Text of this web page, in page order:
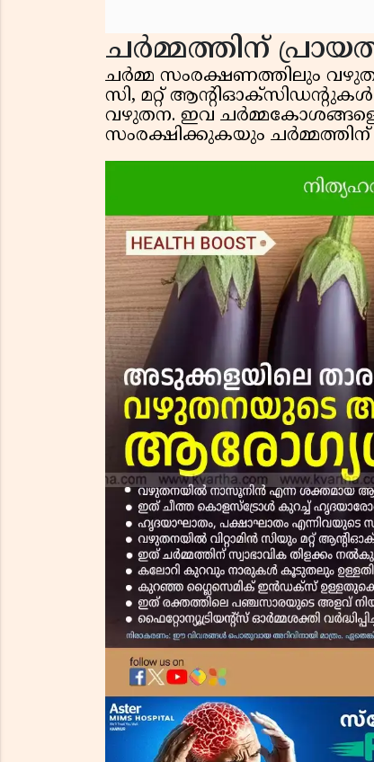
ചർമ്മത്തിന്
ചർമ്മ സംരക്ഷണത്തിലും
സി, മറ്റ്
വഴുതന. ഇവ ചർമ്മകോശങ്ങളെ
സംരക്ഷിക്കുകയും